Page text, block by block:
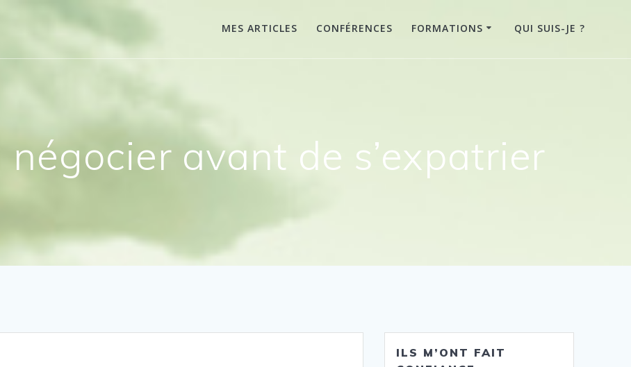
MES ARTICLES CONFÉRENCES FORMATIONS QUI SUIS-JE ?
avant de s’expatrier
ILS M’ONT FAIT